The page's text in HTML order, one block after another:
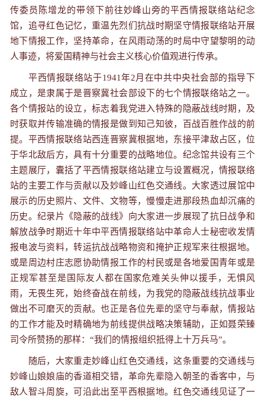
传委员陈增龙的带领下前往妙峰山旁的平西情报联络站纪念
馆，追寻红色记忆，重温先烈们抗战时期坚守情报联络站开展
地下情报工作，坚持革命，在风雨动荡的时局中守望黎明的动
人事迹，将爱国精神与社会主义核心价值观进行传承。
平西情报联络站于1941年2月在中共中央社会部的指导下
成立，是隶属于是晋察冀社会部设下的七个情报联络站之一。
各个情报站的设立，标志着我党进入特殊的隐蔽战线时期，及
时获取并传输准确的情报是做到知己知彼，百战百胜作战的前
提。平西情报联络站西连晋察冀根据地，东接平津敌占区，位
于华北敌后方，具有十分重要的战略地位。纪念馆共设有三个
主题展厅，囊括了平西情报联络站建立与设置概况，情报联络
站的主要工作与贡献以及妙峰山红色交通线。大家透过展馆中
展示的历史照片、文件、文物等，慢慢走进那段热血却沉痛的
历史。纪录片《隐蔽的战线》向大家进一步展现了抗日战争和
解放战争时期近十年中平西情报联络站中革命人士秘密收发情
报电波与资料，转运抗战战略物资和掩护正规军来往根据地。
或是周边村庄志愿协助情报工作的村民或是各地爱国青年或是
正规军甚至是国际友人都在国家危难关头伸以援手，无惧风
雨，无畏生死，始终奋战在前线，为我党的隐蔽战线抗战事业
做出不可磨灭的贡献。也正是各位先辈的坚守与奉献，情报站
的工作才能及时精确地为前线提供战略决策辅助，正如聂荣臻
司令所赞扬的那样：“我们的情报组织抵得上十万兵马”。
随后，大家重走妙峰山红色交通线，这条重要的交通线与
妙峰山娘娘庙的香道相交错，革命先辈隐入朝圣的香客中，与
敌人智斗周旋，可沿此出至平西根据地。红色交通线见证了一